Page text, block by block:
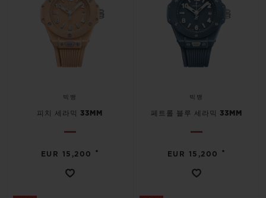
빅뱅
피치 세라믹 33MM
EUR 15,200 •
빅뱅
페트롤 블루 세라믹 33MM
EUR 15,200 •